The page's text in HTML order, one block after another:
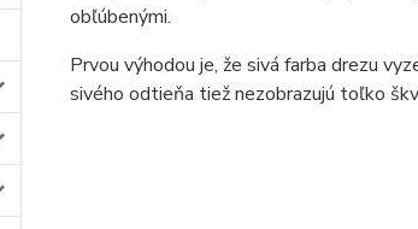
obľúbenými.
Prvou výhodou je, že sivá farba drezu
sivého odtieňa tiež nezobrazujú toľko